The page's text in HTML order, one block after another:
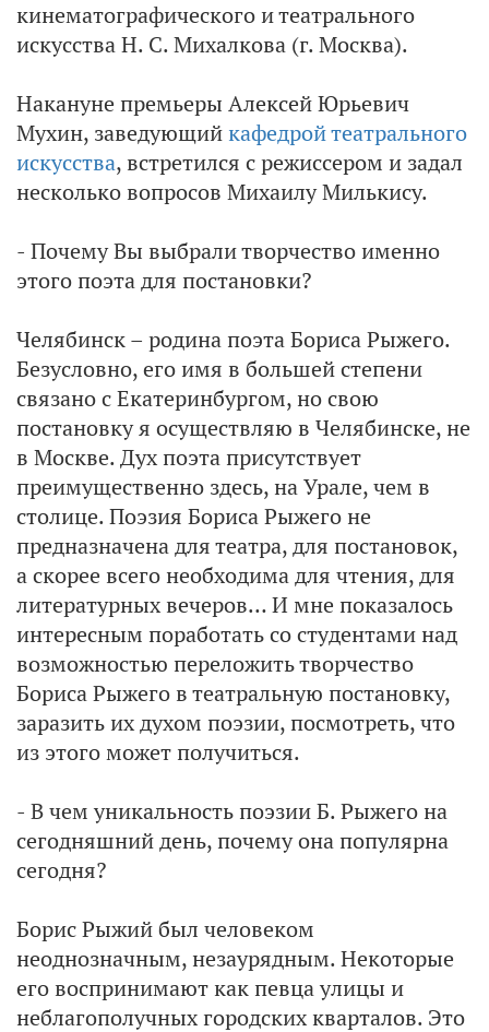
кинематографического и театрального
искусства Н. С. Михалкова (г. Москва).
Накануне премьеры Алексей Юрьевич
Мухин, заведующий кафедрой театрального
искусства, встретился с режиссером и задал
несколько вопросов Михаилу Милькису.
- Почему Вы выбрали творчество именно
этого поэта для постановки?
Челябинск – родина поэта Бориса Рыжего.
Безусловно, его имя в большей степени
связано с Екатеринбургом, но свою
постановку я осуществляю в Челябинске, не
в Москве. Дух поэта присутствует
преимущественно здесь, на Урале, чем в
столице. Поэзия Бориса Рыжего не
предназначена для театра, для постановок,
а скорее всего необходима для чтения, для
литературных вечеров… И мне показалось
интересным поработать со студентами над
возможностью переложить творчество
Бориса Рыжего в театральную постановку,
заразить их духом поэзии, посмотреть, что
из этого может получиться.
- В чем уникальность поэзии Б. Рыжего на
сегодняшний день, почему она популярна
сегодня?
Борис Рыжий был человеком
неоднозначным, незаурядным. Некоторые
его воспринимают как певца улицы и
неблагополучных городских кварталов. Это